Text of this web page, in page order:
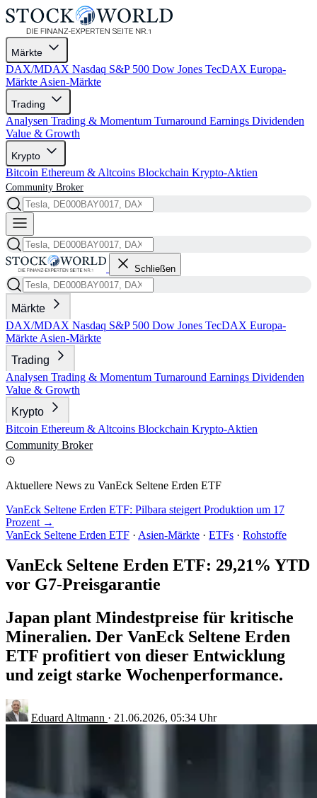
Märkte
DAX/MDAX Nasdaq S&P 500 Dow Jones TecDAX Europa-
Märkte Asien-Märkte
Trading
Analysen Trading & Momentum Turnaround Earnings Dividenden
Value & Growth
Krypto
Bitcoin Ethereum & Altcoins Blockchain Krypto-Aktien
Community Broker
Schließen
Märkte
DAX/MDAX Nasdaq S&P 500 Dow Jones TecDAX Europa-
Märkte Asien-Märkte
Trading
Analysen Trading & Momentum Turnaround Earnings Dividenden
Value & Growth
Krypto
Bitcoin Ethereum & Altcoins Blockchain Krypto-Aktien
Community Broker
Aktuellere News zu VanEck Seltene Erden ETF
VanEck Seltene Erden ETF: Pilbara steigert Produktion um 17
Prozent →
VanEck Seltene Erden ETF · Asien-Märkte · ETFs · Rohstoffe
VanEck Seltene Erden ETF: 29,21% YTD
vor G7-Preisgarantie
Japan plant Mindestpreise für kritische
Mineralien. Der VanEck Seltene Erden
ETF profitiert von dieser Entwicklung
und zeigt starke Wochenperformance.
Eduard Altmann · 21.06.2026, 05:34 Uhr